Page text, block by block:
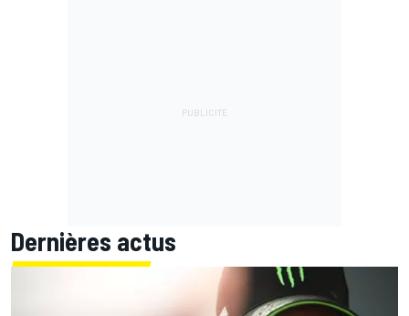
Dernières actus